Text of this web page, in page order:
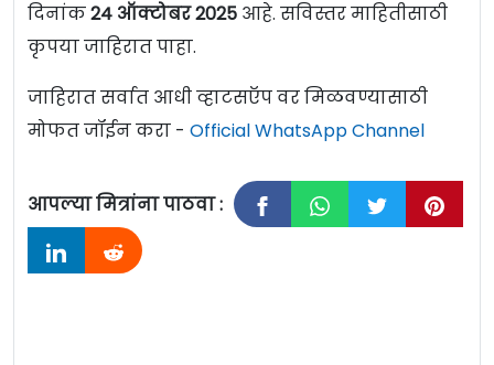
दिनांक24 ऑक्टोबर 2025 आहे. सविस्तर माहितीसाठी
कृपया जाहिरात पाहा.
जाहिरात सर्वात आधी व्हाटसऍप वर मिळवण्यासाठी
मोफत जॉईन करा - Official WhatsApp Channel
आपल्या मित्रांना पाठवा :